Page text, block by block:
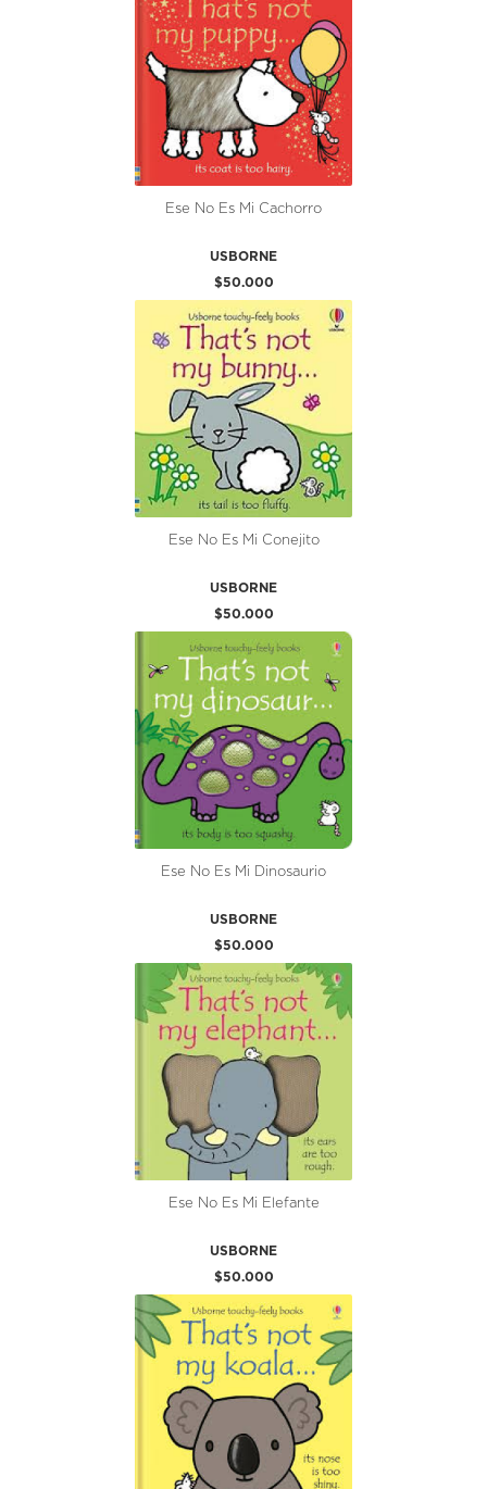
Ese No Es Mi Cachorro
USBORNE
$50.000
Ese No Es Mi Conejito
USBORNE
$50.000
Ese No Es Mi Dinosaurio
USBORNE
$50.000
Ese No Es Mi Elefante
USBORNE
$50.000